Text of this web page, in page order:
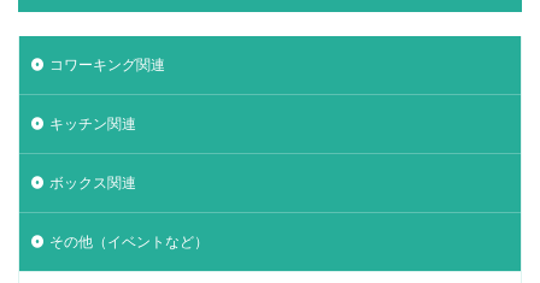
コワーキング関連
キッチン関連
ボックス関連
その他（イベントなど）